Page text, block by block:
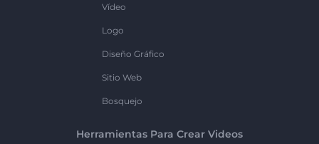
Vídeo
Logo
Diseño Gráfico
Sitio Web
Bosquejo
Herramientas Para Crear Videos